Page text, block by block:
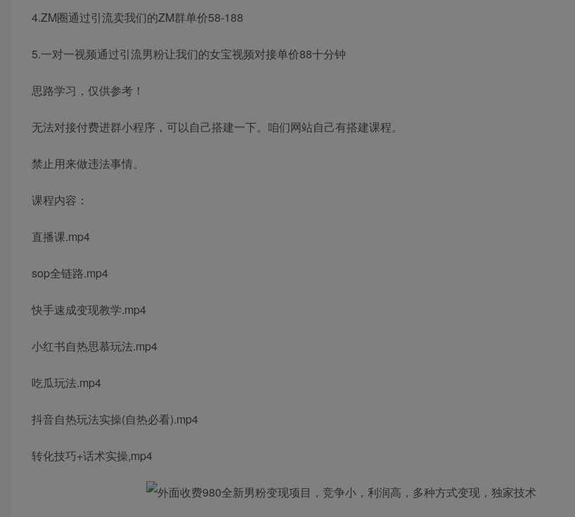
4.ZM圈通过引流卖我们的ZM群单价58-188
5.一对一视频通过引流男粉让我们的女宝视频对接单价88十分钟
思路学习，仅供参考！
无法对接付费进群小程序，可以自己搭建一下。咱们网站自己有搭建课程。
禁止用来做违法事情。
课程内容：
直播课.mp4
sop全链路.mp4
快手速成变现教学.mp4
小红书自热思慕玩法.mp4
吃瓜玩法.mp4
抖音自热玩法实操(自热必看).mp4
转化技巧+话术实操,mp4